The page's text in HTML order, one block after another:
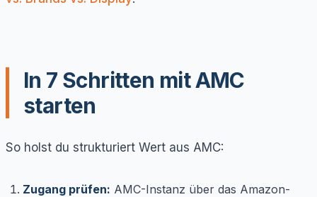
In 7 Schritten mit AMC
starten
So holst du strukturiert Wert aus AMC:
Zugang prüfen: AMC-Instanz über das Amazon-